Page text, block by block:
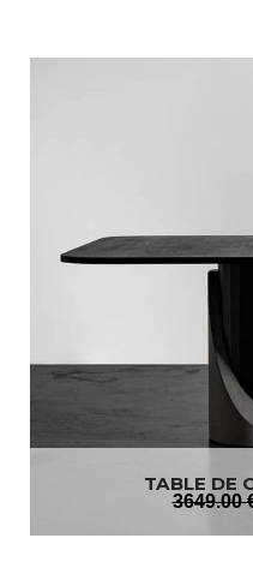
TABLE DE
3649.00